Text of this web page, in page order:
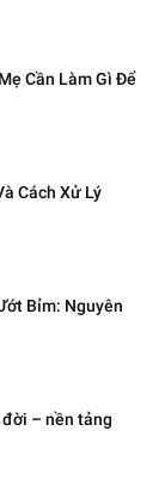
Cần Làm Gì Để
Cách Xử Lý
Bỉm: Nguyên
– nền tảng